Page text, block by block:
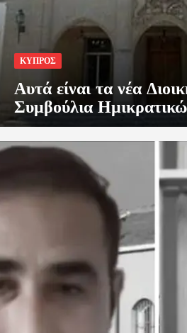
ΚΥΠΡΟΣ
Αυτά είναι τα νέα
Συμβούλια